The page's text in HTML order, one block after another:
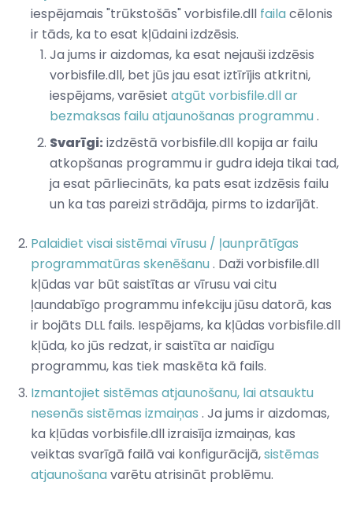
iespējamais "trūkstošās" vorbisfile.dll failacēlonis
ir tāds, ka to esat kļūdaini izdzēsis.
Ja jums ir aizdomas, ka esat nejauši izdzēsis
vorbisfile.dll, bet jūs jau esat iztīrījis atkritni,
iespējams, varēsiet atgūt vorbisfile.dll ar
bezmaksas failu atjaunošanas programmu.
Svarīgi: izdzēstā vorbisfile.dll kopija ar failu
atkopšanas programmu ir gudra ideja tikai tad,
ja esat pārliecināts, ka pats esat izdzēsis failu
un ka tas pareizi strādāja, pirms to izdarījāt.
Palaidiet visai sistēmai vīrusu / ļaunprātīgas
programmatūras skenēšanu. Daži vorbisfile.dll
kļūdas var būt saistītas ar vīrusu vai citu
ļaundabīgo programmu infekciju jūsu datorā, kas
ir bojāts DLL fails. Iespējams, ka kļūdas vorbisfile.dll
kļūda, ko jūs redzat, ir saistīta ar naidīgu
programmu, kas tiek maskēta kā fails.
Izmantojiet sistēmas atjaunošanu, lai atsauktu
nesenās sistēmas izmaiņas . Ja jums ir aizdomas,
ka kļūdas vorbisfile.dll izraisīja izmaiņas, kas
veiktas svarīgā failā vai konfigurācijā,sistēmas
atjaunošanavarētu atrisināt problēmu.